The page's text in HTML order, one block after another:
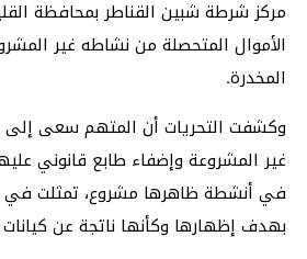
مركز شرطة شبين القناطر بمحافظة
الأموال المتحصلة من نشاطه غير
المخدرة.
وكشفت التحريات أن المتهم سعى إلى
غير المشروعة وإضفاء طابع قانوني
في أنشطة ظاهرها مشروع، تمثلت في
بهدف إظهارها وكأنها ناتجة عن كيانات